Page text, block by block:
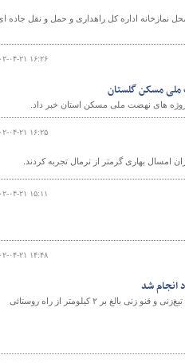
نمازخانه اداره کل راهداری و حمل و نقل جاده
۱۴۰۲-۰۴-۲۱
ملی مسکن گلستان
های نهضت ملی مسکن استان خبر داد.
۱۴۰۲-۰۴-۲۱
امسال بهاری گرمتر از نرمال تجربه کردند.
۱۴۰۲-۰۴-۲۱
۱۴۰۲-۰۴-۲۱
رییس اداره راهداری و حمل و نقل جاده‌ای زنجانرود از انجام مرحله دوم تسطیح، تیغ‌زنی و قنو زنی بالغ بر ۲ کیلومتر از راه روستائی